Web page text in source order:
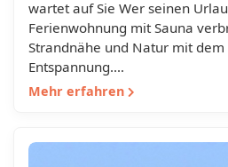
wartet auf Sie Wer seinen
Ferienwohnung mit Sauna
Strandnähe und Natur mit
Entspannung.…
Mehr erfahren